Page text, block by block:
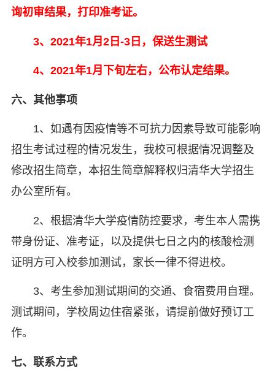
询初审结果，打印准考证。
3、2021年1月2日-3日，保送生测试
4、2021年1月下旬左右，公布认定结果。
六、其他事项
1、如遇有因疫情等不可抗力因素导致可能影响
招生考试过程的情况发生，我校可根据情况调整及
修改招生简章，本招生简章解释权归清华大学招生
办公室所有。
2、根据清华大学疫情防控要求，考生本人需携
带身份证、准考证，以及提供七日之内的核酸检测
证明方可入校参加测试，家长一律不得进校。
3、考生参加测试期间的交通、食宿费用自理。
测试期间，学校周边住宿紧张，请提前做好预订工
作。
七、联系方式